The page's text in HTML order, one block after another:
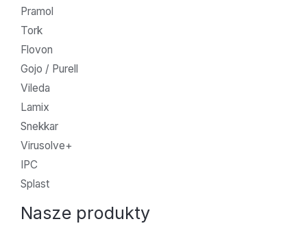
Pramol
Tork
Flovon
Gojo / Purell
Vileda
Lamix
Snekkar
Virusolve+
IPC
Splast
Nasze produkty